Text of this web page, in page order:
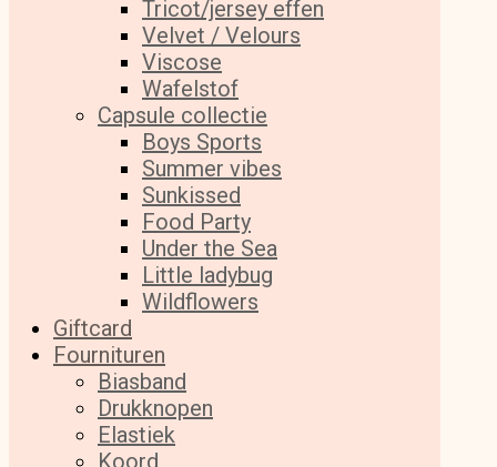
Tricot/jersey effen
Velvet / Velours
Viscose
Wafelstof
Capsule collectie
Boys Sports
Summer vibes
Sunkissed
Food Party
Under the Sea
Little ladybug
Wildflowers
Giftcard
Fournituren
Biasband
Drukknopen
Elastiek
Koord